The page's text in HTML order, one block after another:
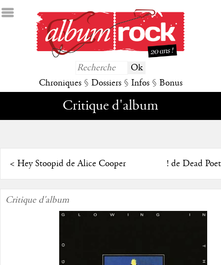
Chroniques § Dossiers § Infos § Bonus
Critique d'album
< Hey Stoopid de Alice Cooper ! de Dead
Critique d'album